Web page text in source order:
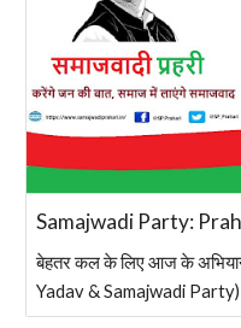
Samajwadi Party:
बेहतर कल के लिए आज के
Yadav & Samajwadi